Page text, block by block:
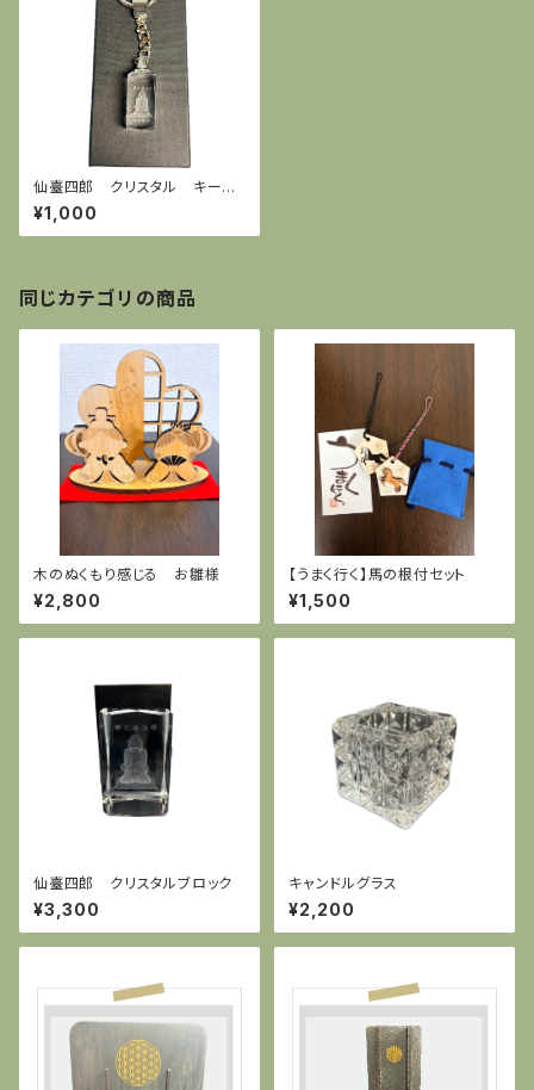
仙臺四郎 クリスタル キーホ
ルダー
¥1,000
同じカテゴリの商品
木のぬくもり感じる お雛様
¥2,800
【うまく行く】馬の根付セット
¥1,500
仙臺四郎 クリスタルブロック
¥3,300
キャンドルグラス
¥2,200